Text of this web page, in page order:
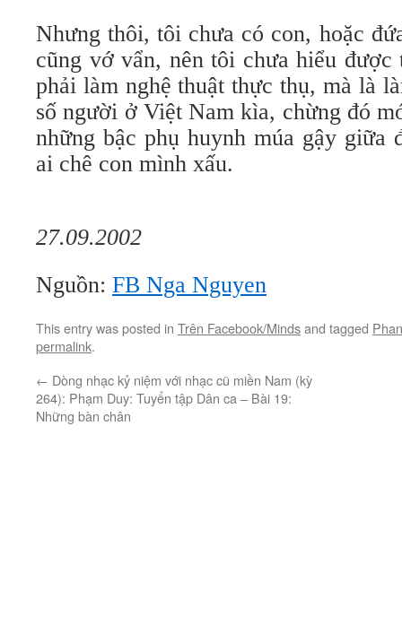
Nhưng thôi, tôi chưa có con, hoặc
cũng vớ vẩn, nên tôi chưa hiểu
phải làm nghệ thuật thực thụ, mà là
số người ở Việt Nam kìa, chừng đó
những bậc phụ huynh múa gậy giữa
ai chê con mình xấu.
27.09.2002
Nguồn: FB Nga Nguyen
This entry was posted in Trên Facebook/Mindsand tagged
permalink.
← Dòng nhạc kỷ niệm với nhạc cũ miền Nam (kỳ
264): Phạm Duy: Tuyển tập Dân ca – Bài 19:
Những bàn chân